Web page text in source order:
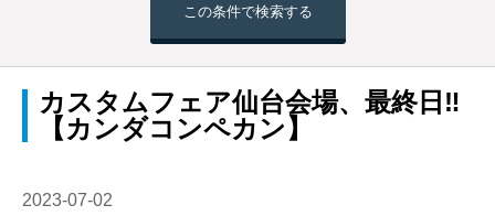
この条件で検索する
カスタムフェア仙台会場、最終日‼
【カンダコンペカン】
2023-07-02